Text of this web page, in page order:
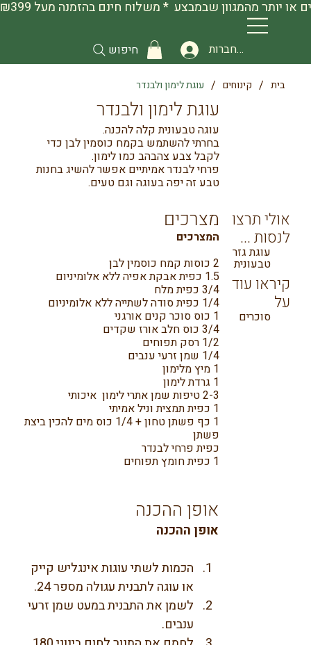
להתחברות חיפוש
בית / קינוחים / עוגת לימון ולבנדר
עוגת לימון ולבנדר
עוגה טבעונית קלה להכנה.
בחרתי להשתמש בקמח כוסמין לבן כדי
לקבל צבע צהבהב כמו לימון.
פרחי לבנדר אמיתיים אפשר להשיג בחנות
טבע זה יפה בעוגה וגם טעים.
אולי תרצו
לנסות ...
עוגת גזר
טבעונית
קיראו עוד
על
סוכרים
מצרכים
המצרכים
2 כוסות קמח כוסמין לבן
1.5 כפית אבקת אפיה ללא אלומיניום
3/4 כפית מלח
1/4 כפית סודה לשתייה ללא אלומיניום
1 כוס סוכר קנים אורגני
3/4 כוס חלב אורז שקדים
1/2 רסק תפוחים
1/4 שמן זרעי ענבים
1 מיץ מלימון
1 גרדת לימון
2-3 טיפות שמן אתרי לימון איכותי
1 כפית תמצית וניל אמיתי
1 כף פשתן טחון + 1/4 כוס מים להכין ביצת
פשתן
כפית פרחי לבנדר
1 כפית חומץ תפוחים
אופן ההכנה
אופן ההכנה
הכמות לשתי עוגות אינגליש קייק
או עוגה לתבנית עגולה מספר 24.
לשמן את התבנית במעט שמן זרעי
ענבים.